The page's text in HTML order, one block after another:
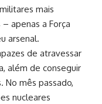
mais
apenas a Força
arsenal.
de atravessar
além de conseguir
No mês passado,
nucleares